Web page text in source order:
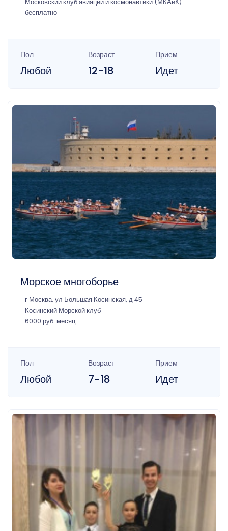
бесплатно
Пол
Любой
Возраст
12-18
Прием
Идет
Морское многоборье
г Москва, ул Большая Косинская, д 45
Косинский Морской клуб
6000 руб. месяц
Пол
Любой
Возраст
7-18
Прием
Идет